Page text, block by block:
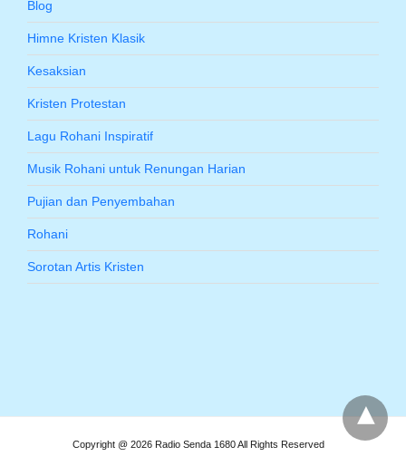
Blog
Himne Kristen Klasik
Kesaksian
Kristen Protestan
Lagu Rohani Inspiratif
Musik Rohani untuk Renungan Harian
Pujian dan Penyembahan
Rohani
Sorotan Artis Kristen
Copyright @ 2026 Radio Senda 1680 All Rights Reserved